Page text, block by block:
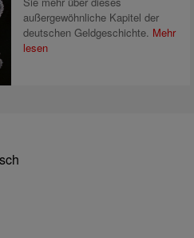
außergewöhnliche Kapitel der
deutschen Geldgeschichte. Mehr
lesen